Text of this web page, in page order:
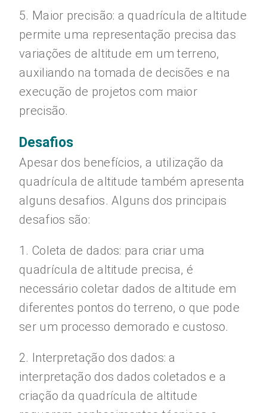
5. Maior precisão: a quadrícula de altitude
permite uma representação precisa das
variações de altitude em um terreno,
auxiliando na tomada de decisões e na
execução de projetos com maior
precisão.
Desafios
Apesar dos benefícios, a utilização da
quadrícula de altitude também apresenta
alguns desafios. Alguns dos principais
desafios são:
1. Coleta de dados: para criar uma
quadrícula de altitude precisa, é
necessário coletar dados de altitude em
diferentes pontos do terreno, o que pode
ser um processo demorado e custoso.
2. Interpretação dos dados: a
interpretação dos dados coletados e a
criação da quadrícula de altitude